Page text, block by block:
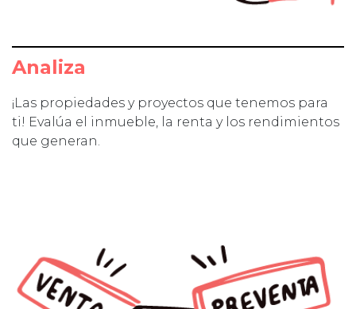
Analiza
¡Las propiedades y proyectos que tenemos para
ti! Evalúa el inmueble, la renta y los rendimientos
que generan.